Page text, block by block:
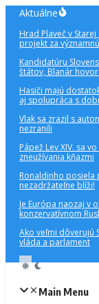
Preskočiť
obsah
Aktuálne
Hrad Plaveč v
projekt za
Kandidatúru
štátov, Blanár
Hasiči majú
aj spolupráca s
Vlak sa zrazil s
nezranili
Pápež Lev XIV. sa
zneužívania kňazmi
Ronaldinho posiela
nezadržateľne blíži!
Je Európa naozaj v
konzervatívnom
Ako veľmi dôverujú
vláda a parlament
Main Menu